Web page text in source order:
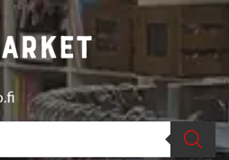
ja kivijalassa
Stupido Market on vaihtoehtomusaan
erikoistunut verkko- sekä